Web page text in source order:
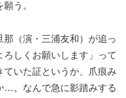
う。
（演・三浦友和）が追っ
しくお願いします」って
いた証というか、爪痕み
…。なんで急に影踏みする